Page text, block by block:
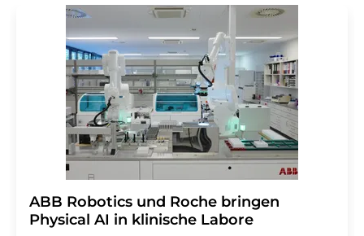
Str. 2, 12489 Berlin oder per E-Mail unter
widerruf@lumitos.commit Wirkung für die Zukunft
widerrufen. Zudem ist in jeder E-Mail ein Link zur
Abbestellung des entsprechenden Newsletters
enthalten.
​​​​​​​ABB Robotics und Roche bringen
Physical AI in klinische Labore